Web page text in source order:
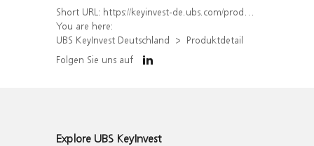
Short URL: https://keyinvest-de.ubs.com/produkt/detail/index/isin/DE000WA7BB08
You are here:
UBS KeyInvest Deutschland
Produktdetail
Folgen Sie uns auf
Explore UBS KeyInvest